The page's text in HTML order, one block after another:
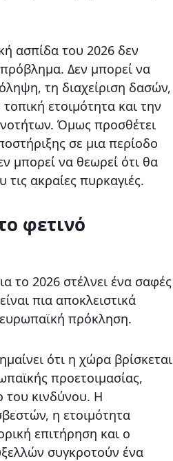
ασπίδα του 2026 δεν
Δεν μπορεί να
τη διαχείριση δασών,
ετοιμότητα και την
Όμως προσθέτει
σε μια περίοδο
μπορεί να θεωρεί ότι θα
τις ακραίες πυρκαγιές.
φετινό
το 2026 στέλνει ένα σαφές
πια αποκλειστικά
πρόκληση.
ότι η χώρα βρίσκεται
προετοιμασίας,
του κινδύνου. Η
η ετοιμότητα
επιτήρηση και ο
συγκροτούν ένα